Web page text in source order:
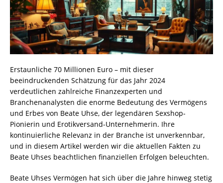
Erstaunliche 70 Millionen Euro – mit dieser
beeindruckenden Schätzung für das Jahr 2024
verdeutlichen zahlreiche Finanzexperten und
Branchenanalysten die enorme Bedeutung des Vermögens
und Erbes von Beate Uhse, der legendären Sexshop-
Pionierin und Erotikversand-Unternehmerin. Ihre
kontinuierliche Relevanz in der Branche ist unverkennbar,
und in diesem Artikel werden wir die aktuellen Fakten zu
Beate Uhses beachtlichen finanziellen Erfolgen beleuchten.
Beate Uhses Vermögen hat sich über die Jahre hinweg stetig